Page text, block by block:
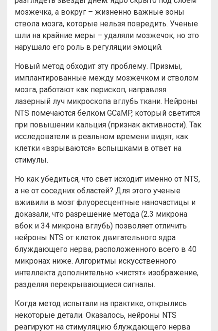
мозжечка, а вокруг – жизненно важные зоны
ствола мозга, которые нельзя повредить. Ученые
шли на крайние меры – удаляли мозжечок, но это
нарушало его роль в регуляции эмоций.
Новый метод обходит эту проблему. Призмы,
имплантированные между мозжечком и стволом
мозга, работают как перископ, направляя
лазерный луч микроскопа вглубь ткани. Нейроны
NTS помечаются белком GCaMP, который светится
при повышении кальция (признак активности). Так
исследователи в реальном времени видят, как
клетки «взрываются» вспышками в ответ на
стимулы.
Но как убедиться, что свет исходит именно от NTS,
а не от соседних областей? Для этого ученые
вживили в мозг флуоресцентные наночастицы и
доказали, что разрешение метода (2.3 микрона
вбок и 34 микрона вглубь) позволяет отличить
нейроны NTS от клеток двигательного ядра
блуждающего нерва, расположенного всего в 40
микронах ниже. Алгоритмы искусственного
интеллекта дополнительно «чистят» изображение,
разделяя перекрывающиеся сигналы.
Когда метод испытали на практике, открылись
некоторые детали. Оказалось, нейроны NTS
реагируют на стимуляцию блуждающего нерва